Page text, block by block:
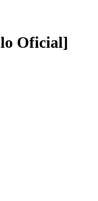
Oficial]